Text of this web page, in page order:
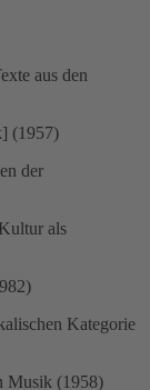
aus den
(1957)
der
als
Kategorie
Musik (1958)